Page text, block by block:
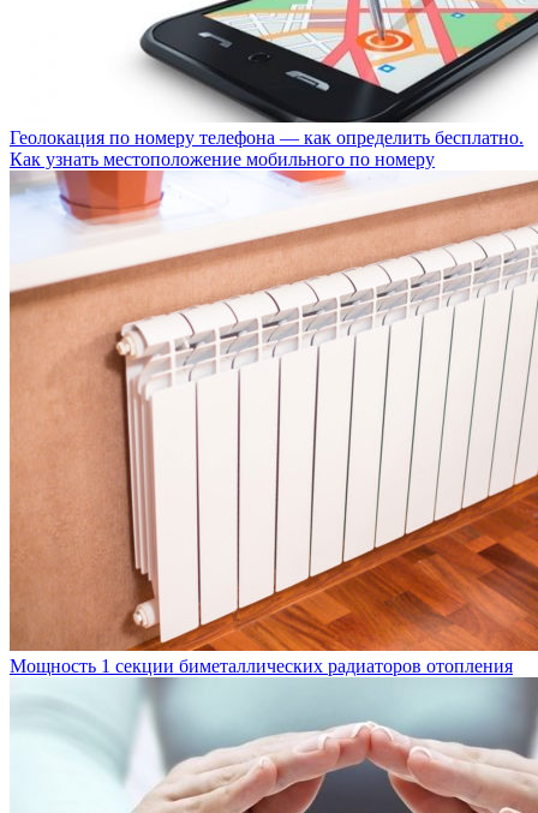
Геолокация по номеру телефона — как определить бесплатно.
Как узнать местоположение мобильного по номеру
Мощность 1 секции биметаллических радиаторов отопления